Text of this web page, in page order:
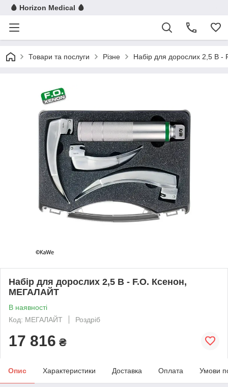
🩸 Horizon Medical 🩸
Товари та послуги Різне Набір для дорослих 2,5 В
Набір для дорослих 2,5 В - F.O. Ксенон,
МЕГАЛАЙТ
В наявності
Код: МЕГАЛАЙТ
Роздріб
17 816 ₴
Опис Характеристики Доставка Оплата Умови